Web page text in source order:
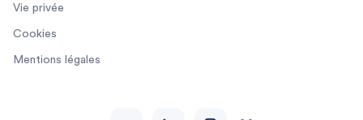
Vie privée
Cookies
Mentions légales